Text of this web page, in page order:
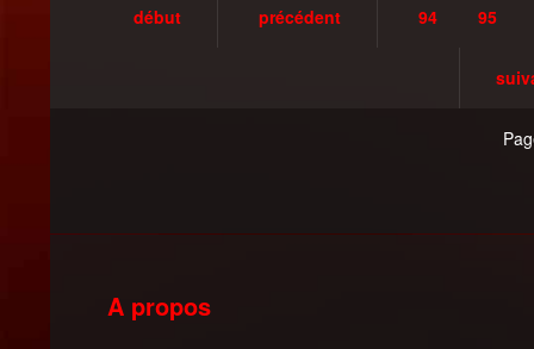
début précédent 94 95
A propos